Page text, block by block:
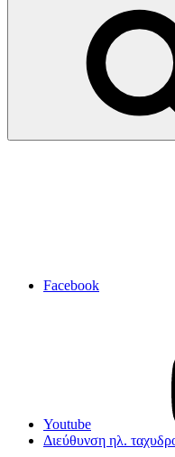
Facebook
Youtube
Διεύθυνση ηλ.